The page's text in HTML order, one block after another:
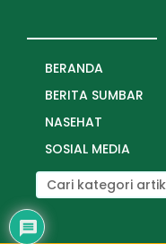
BERANDA
BERITA SUMBAR
NASEHAT
SOSIAL MEDIA